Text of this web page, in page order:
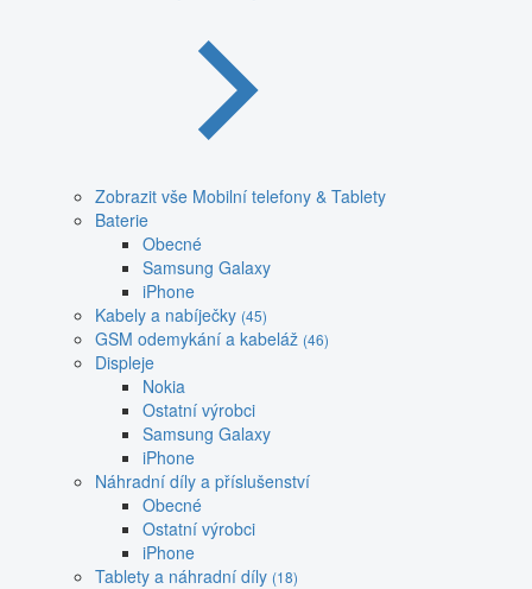
Zobrazit vše Mobilní telefony & Tablety
Baterie
Obecné
Samsung Galaxy
iPhone
Kabely a nabíječky (45)
GSM odemykání a kabeláž (46)
Displeje
Nokia
Ostatní výrobci
Samsung Galaxy
iPhone
Náhradní díly a příslušenství
Obecné
Ostatní výrobci
iPhone
Tablety a náhradní díly (18)